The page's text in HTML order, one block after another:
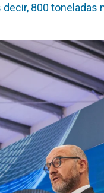
800 toneladas